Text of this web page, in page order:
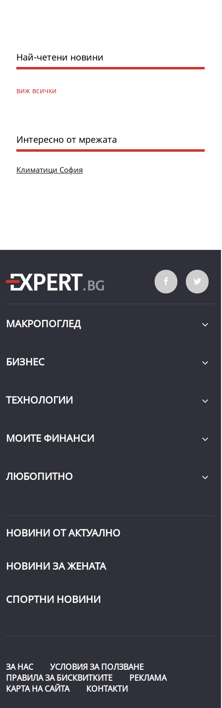
Най-четени новини
виж всички
Интересно от мрежата
Климатици София
МАКРОПОГЛЕД
БИЗНЕС
ТЕХНОЛОГИИ
МОИТЕ ФИНАНСИ
ЛЮБОПИТНО
НОВИНИ ОТ АКТУАЛНО
НОВИНИ ЗА ЖЕНАТА
СПОРТНИ НОВИНИ
ЗА НАС
УСЛОВИЯ ЗА ПОЛЗВАНЕ
ПРАВИЛА ЗА БИСКВИТКИТЕ
РЕКЛАМА
КАРТА НА САЙТА
КОНТАКТИ